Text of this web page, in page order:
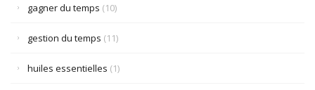
gagner du temps (10)
gestion du temps (11)
huiles essentielles (1)